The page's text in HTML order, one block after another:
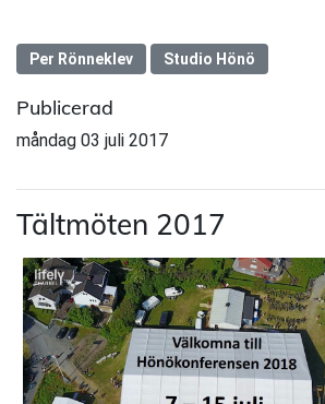
Per Rönneklev Studio Hönö
Publicerad
måndag 03 juli 2017
Tältmöten 2017